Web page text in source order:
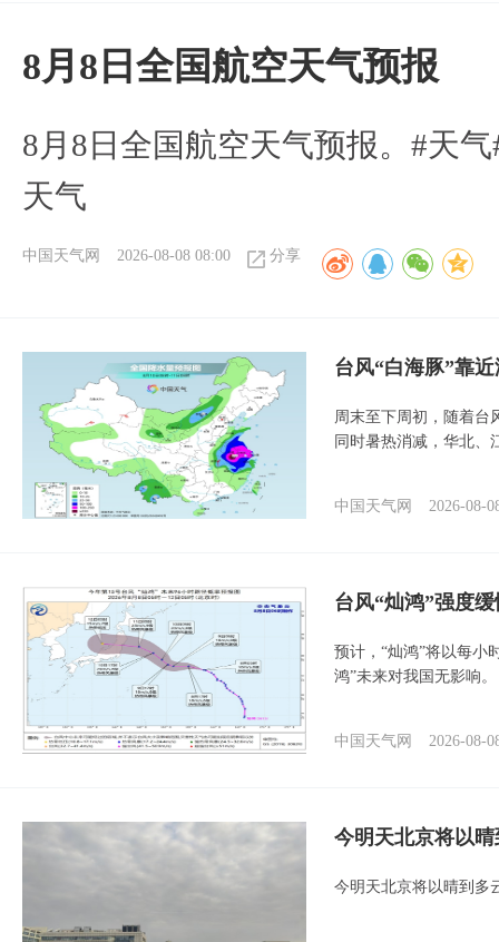
8月8日全国航空天气预报
8月8日全国航空天气预报。#天
天气
中国天气网 2026-08-08 08:00 分享
台风“白海豚”靠
周末至下周初，随着台
同时暑热消减，华北、
中国天气网 2026-08-
台风“灿鸿”强度
预计，“灿鸿”将以每小
鸿”未来对我国无影响。
中国天气网 2026-08-
今明天北京将以
今明天北京将以晴到多